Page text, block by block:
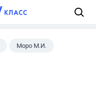
Моро М.И.